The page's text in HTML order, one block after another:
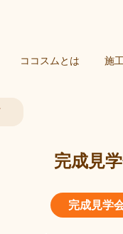
ココスムとは 施
完成見
完成見学